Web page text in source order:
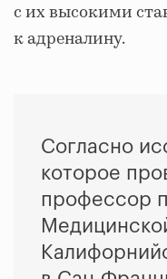
с их высокими
к адреналину.
Согласно
которое
профессор